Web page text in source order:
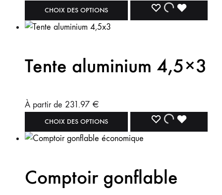
CHOIX DES OPTIONS
Tente aluminium 4,5×3
À partir de 231.97 €
CHOIX DES OPTIONS
Comptoir gonflable